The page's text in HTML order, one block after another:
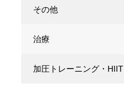
その他
治療
加圧トレーニング・HIIT